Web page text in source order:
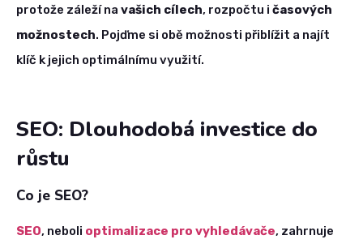
protože záleží na vašich cílech, rozpočtu i časových
možnostech. Pojďme si obě možnosti přiblížit a najít
klíč k jejich optimálnímu využití.
SEO: Dlouhodobá investice do
růstu
Co je SEO?
SEO, neboli optimalizace pro vyhledávače, zahrnuje